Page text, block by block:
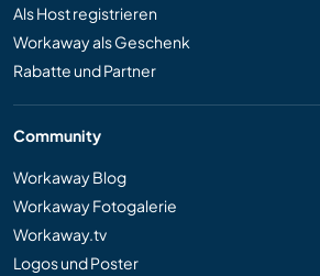
Als Host registrieren
Workaway als Geschenk
Rabatte und Partner
Community
Workaway Blog
Workaway Fotogalerie
Workaway.tv
Logos und Poster